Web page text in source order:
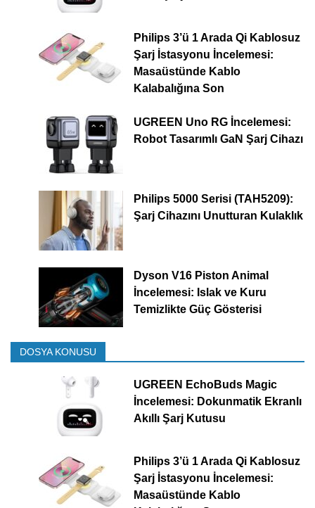
Philips 3’ü 1 Arada Qi Kablosuz
Şarj İstasyonu İncelemesi:
Masaüstünde Kablo
Kalabalığına Son
UGREEN Uno RG İncelemesi:
Robot Tasarımlı GaN Şarj Cihazı
Philips 5000 Serisi (TAH5209):
Şarj Cihazını Unutturan Kulaklık
Dyson V16 Piston Animal
İncelemesi: Islak ve Kuru
Temizlikte Güç Gösterisi
DOSYA KONUSU
UGREEN EchoBuds Magic
İncelemesi: Dokunmatik Ekranlı
Akıllı Şarj Kutusu
Philips 3’ü 1 Arada Qi Kablosuz
Şarj İstasyonu İncelemesi:
Masaüstünde Kablo